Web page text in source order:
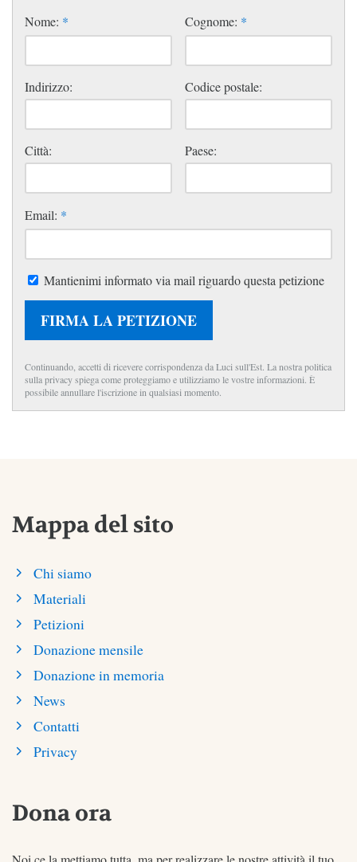
Nome: * Cognome: *
Indirizzo: Codice postale:
Città: Paese:
Email: *
Mantienimi informato via mail riguardo questa petizione
FIRMA LA PETIZIONE
Continuando, accetti di ricevere corrispondenza da Luci sull'Est. La nostra politica
sulla privacy spiega come proteggiamo e utilizziamo le vostre informazioni. È
possibile annullare l'iscrizione in qualsiasi momento.
Mappa del sito
Chi siamo
Materiali
Petizioni
Donazione mensile
Donazione in memoria
News
Contatti
Privacy
Dona ora